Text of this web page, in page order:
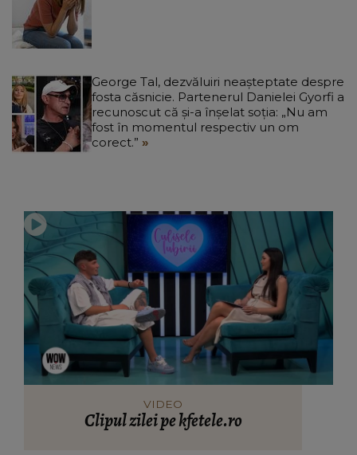
George Tal, dezvăluiri neașteptate despre
fosta căsnicie. Partenerul Danielei Gyorfi a
recunoscut că și-a înșelat soția: „Nu am
fost în momentul respectiv un om
corect.”
VIDEO
Clipul zilei pe kfetele.ro